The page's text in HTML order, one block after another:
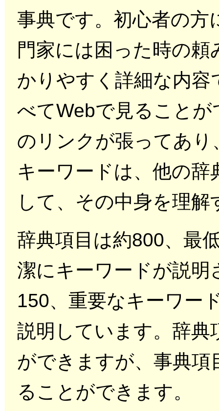
事典です。初心者の方
門家には困った時の
かりやすく詳細な内容
べてWebで見ること
のリンクが張ってあ
キーワードは、他の
して、その中身を理
辞典項目は約800、最
潔にキーワードが説明
150、重要なキーワー
説明しています。辞
ができますが、事典
ることができます。